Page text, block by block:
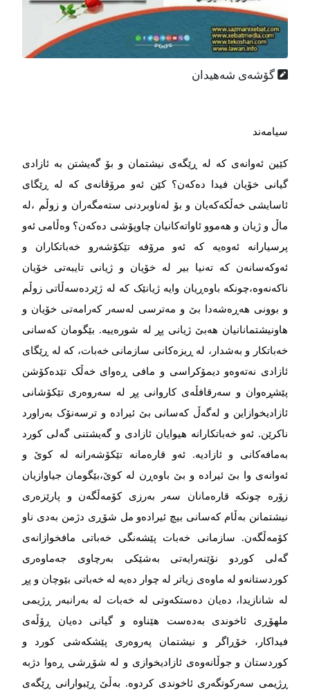
گۆشه‌ی شه‌هیدان
سیامه‌‌‌ند
کێین ئەوانەی کە لە ڕێگەی نیشتمان و بۆ گەیشتن بە ئازادی
گیانی خۆیان فیدا دەکەن؟ کێن ئەو مرۆڤانەی کە لە ڕێگای
ئاسایشی خەڵکەکەیان و بۆ لەناوبردنی ستەمگەران و زوڵم ،لە
ماڵ و ژیان و هەموو ئاواتەکانیان چاوپۆشی دەکەن؟ وەڵامی ئەو
پرسیارانە ئەوەیە کە ئەو مرۆفە تێکۆشەرو خەباتکاران و
ئەوکەسانەن کە تەنیا بیر لە خۆیان و ژیانی تایبەتی خۆیان
ناکەنەوە،چونکە باوەڕیان وایە ژیانێک کە لە ژێردەسەڵاتی زوڵم
و بوونی هەڕەشەدا بێ‌ و مەترسی لەسەر کەرامەتی خۆیان و
هاونیشتمانانیان هەبێ‌ ژیانی پڕ لە شورەییە. بێگومان کەسانی
خەباتکار و بەشدار، لە ڕیزەکانی سازمانی خەبات، کە لە ڕێگای
ئازادی نەتەوەو دیمۆکراسی و مافی ڕەوای خەڵک تێدەکۆشن
پێشڕەوان و سەرقافڵەی کاروانی پڕ لە سەروەری تێکۆشانی
ئازادیخوازاین و لەگەڵ کەسانی بێ ئیرادە و ترسەنۆک بەراورد
ناکرێن. ئەو خەباتکارانە هیوایان ئازادی و گەیشتنی گەلی کورد
بەمافەکانی و ئازادیە. ئەو قارەمانە تێکۆشەرانە لە کوێ و
ئەوانەی وا بێ ئیرادە و بێ باوەڕن لە کوێ،بێگومان جیاوازیان
زۆرە چونکە قارەمانان سەر بەرزی کۆمەڵگەن و پارێزەری
نیشتمانن بەڵام کەسانی بیچ ئیرادەو مل شۆڕی دژمن بەدی ناو
کۆمەڵگەن. سازمانی خەبات پێشەنگی خەباتی مافخوازانەی
گەلی کوردو نۆێنەرایەتی بەشێکی بەرچاوی جەماوەری
کوردستانەو لە ماوەی زیاتر لە چوار دەیە لە خەباتی بێوچان و پڕ
لە شانازیدا، دەیان دەستکەوتی لە خەبات لە بەرانبەر ڕژیمی
ملهۆڕی ئاخوندی بەدەست هێناوە و گیانی دەیان ڕۆڵەی
فیداکار، خۆڕاگر و نیشتمان پەروەری پێشکەشی کورد و
کوردستان و جوڵانەوەی ئازادیخوازی و لە شۆڕشی ڕەوا دژبە
ڕژیمی سەرکوتگەری ئاخوندی کردوە. بەڵێ ڕێبوارانی ڕێگەی